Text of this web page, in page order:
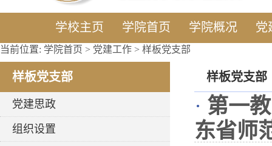
学校主页 学院首页 学院概况 党
当前位置: 学院首页 > 党建工作 > 样板党支部
样板党支部
党建思政
组织设置
样板党支部
· 第一
东省师